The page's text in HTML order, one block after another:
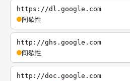
https://dl.google.com
间歇性
http://ghs.google.com
间歇性
http://doc.google.com